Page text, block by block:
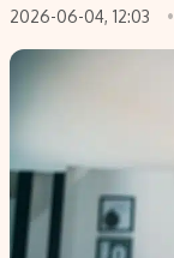
Saulės elektrinės
Kriptovaliutos
Infliacija
2026-06-04, 12:03